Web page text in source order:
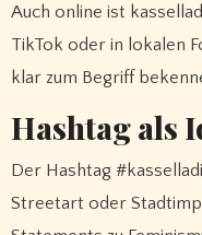
Auch online ist
TikTok oder in lokalen
klar zum Begriff
Hashtag als
Der Hashtag
Streetart oder